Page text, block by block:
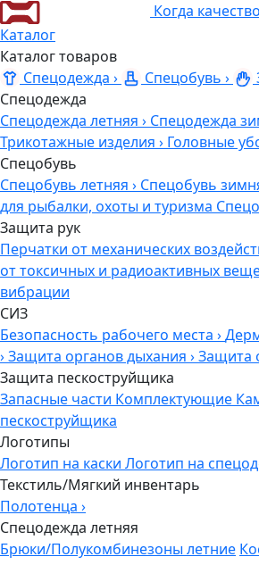
Когда
Каталог
Каталог товаров
Спецодежда › Спецобувь ›
Спецодежда
Спецодежда летняя › Спецодежда
Трикотажные изделия › Головные
Спецобувь
Спецобувь летняя › Спецобувь
для рыбалки, охоты и туризма
Защита рук
Перчатки от механических
от токсичных и радиоактивных
вибрации
СИЗ
Безопасность рабочего места ›
›Защита органов дыхания ›Защита
Защита пескоструйщика
Запасные части Комплектующие
пескоструйщика
Логотипы
Логотип на каски Логотип на
Текстиль/Мягкий инвентарь
Полотенца ›
Спецодежда летняя
Брюки/Полукомбинезоны летние